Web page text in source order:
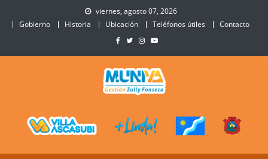
viernes, agosto 07, 2026
Gobierno
Historia Ubicación Teléfonos útiles Contacto
Ascasubi